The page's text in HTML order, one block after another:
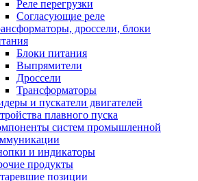
Реле перегрузки
Согласующие реле
дроссели, блоки
Блоки питания
Выпрямители
Дроссели
Трансформаторы
и пускатели двигателей
плавного пуска
систем промышленной
и индикаторы
продукты
позиции